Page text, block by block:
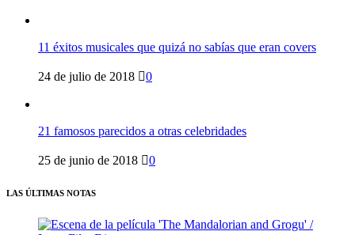
11 éxitos musicales que quizá no sabías que eran covers
24 de julio de 2018 0
21 famosos parecidos a otras celebridades
25 de junio de 2018 0
LAS ÚLTIMAS NOTAS